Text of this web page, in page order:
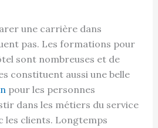
une carrière dans
pas. Les formations pour
sont nombreuses et de
constituent aussi une belle
pour les personnes
dans les métiers du service
les clients. Longtemps